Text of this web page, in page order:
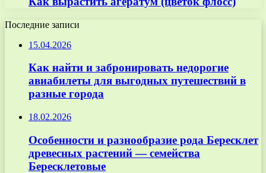
Последние записи
15.04.2026
Как найти и забронировать недорогие
авиабилеты для выгодных путешествий в
разные города
18.02.2026
Особенности и разнообразие рода Бересклет
древесных растений — семейства
Бересклетовые